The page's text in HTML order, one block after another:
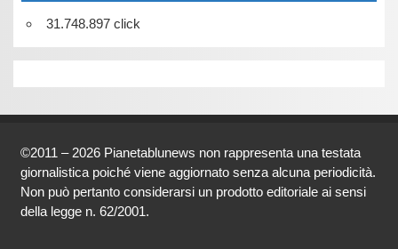
31.748.897 click
©2011 – 2026 Pianetablunews non rappresenta una testata
giornalistica poiché viene aggiornato senza alcuna periodicità.
Non può pertanto considerarsi un prodotto editoriale ai sensi
della legge n. 62/2001.